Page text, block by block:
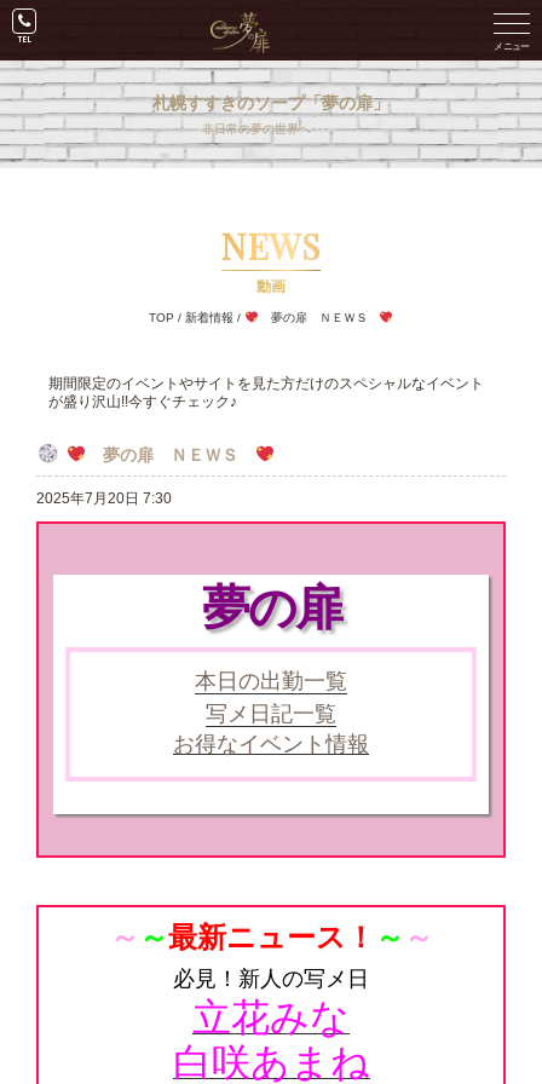
札幌すすきのソープ「夢の扉」
非日常の夢の世界へ･･･。
NEWS
動画
TOP /新着情報 / 夢の扉 ＮＥＷＳ
期間限定のイベントやサイトを見た方だけのスペシャルなイベント
が盛り沢山!!今すぐチェック♪
夢の扉 ＮＥＷＳ
2025年7月20日 7:30
夢の扉
本日の出勤一覧
写メ日記一覧
お得なイベント情報
～ ～最新ニュース！ ～ ～
必見！新人の写メ日
立花みな
白咲あまね